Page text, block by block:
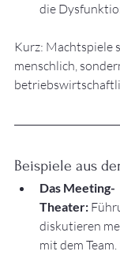
die
Kurz: Machtspiele
menschlich,
Beispiele aus
Das Meeting-
Theater:
diskutieren
mit dem